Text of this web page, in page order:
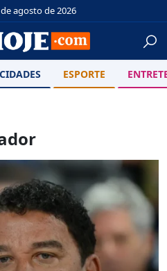
agosto de 2026
CIDADES ESPORTE